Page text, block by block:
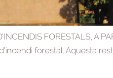
FORESTALS, A
forestal. Aquesta